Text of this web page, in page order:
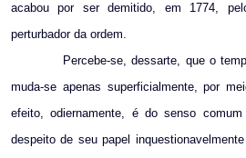
acabou por ser demitido, em 1774,
perturbador da ordem.
Percebe-se, dessarte, que o
muda-se apenas superficialmente, por
efeito, odiernamente, é do senso
despeito de seu papel